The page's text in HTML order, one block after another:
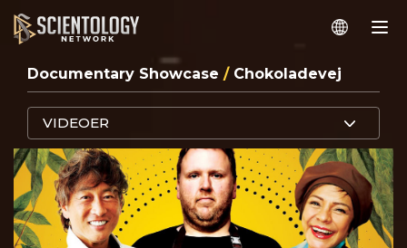
Documentary Showcase / Chokoladevej
VIDEOER